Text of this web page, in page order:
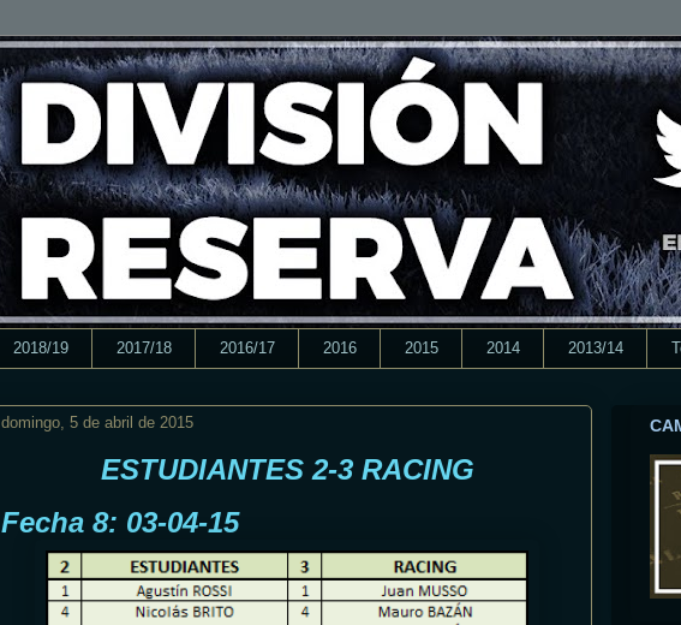
2018/19 2017/18 2016/17 2016 2015 2014 2013/14
domingo, 5 de abril de 2015
ESTUDIANTES 2-3 RACING
Fecha 8: 03-04-15